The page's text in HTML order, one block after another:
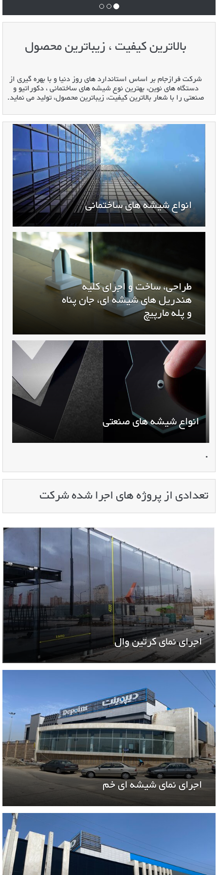
بالاترین کیفیت ، زیباترین محصول
شرکت فرازجام بر اساس استاندارد های روز دنیا و با بهره گیری از
دستگاه های نوین، بهترین نوع شیشه های ساختمانی ، دکوراتیو و
صنعتی را با شعار بالاترین کیفیت، زیباترین محصول، تولید می نماید.
انواع شیشه های ساختمانی
طراحی، ساخت و اجرای کلیه
هندریل های شیشه ای، جان پناه
و پله مارپیچ
انواع شیشه های صنعتی
.
تعدادی از پروژه های اجرا شده شرکت
اجرای نمای کرتین وال
اجرای نمای شیشه ای خم